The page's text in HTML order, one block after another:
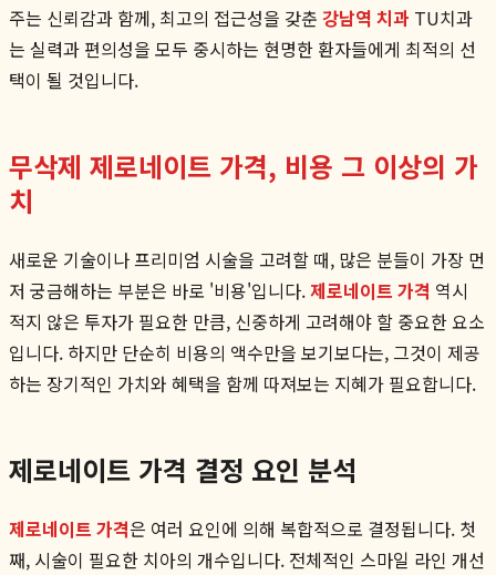
주는 신뢰감과 함께, 최고의 접근성을 갖춘 강남역 치과 TU치과
는 실력과 편의성을 모두 중시하는 현명한 환자들에게 최적의 선
택이 될 것입니다.
무삭제 제로네이트 가격, 비용 그 이상의 가
치
새로운 기술이나 프리미엄 시술을 고려할 때, 많은 분들이 가장 먼
저 궁금해하는 부분은 바로 '비용'입니다.제로네이트 가격 역시
적지 않은 투자가 필요한 만큼, 신중하게 고려해야 할 중요한 요소
입니다. 하지만 단순히 비용의 액수만을 보기보다는, 그것이 제공
하는 장기적인 가치와 혜택을 함께 따져보는 지혜가 필요합니다.
제로네이트 가격 결정 요인 분석
제로네이트 가격은 여러 요인에 의해 복합적으로 결정됩니다. 첫
째, 시술이 필요한 치아의 개수입니다. 전체적인 스마일 라인 개선